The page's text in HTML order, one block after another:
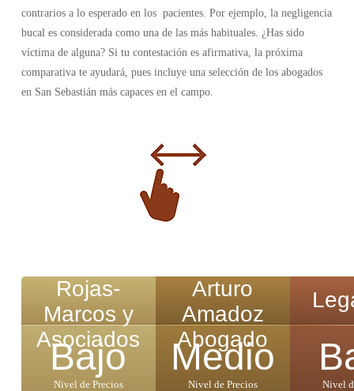
contrarios a lo esperado en los pacientes. Por ejemplo, la negligencia
bucal es considerada como una de las más habituales. ¿Has sido
víctima de alguna? Si tu contestación es afirmativa, la próxima
comparativa te ayudará, pues incluye una selección de los abogados
en San Sebastián más capaces en el campo.
Rojas-
Marcos y
Asociados
Bajo
Nivel de Precios
Arturo
Amadoz
Abogado
Medio
Nivel de Precios Nivel